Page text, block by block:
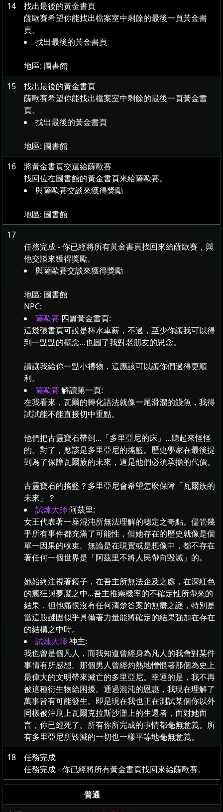
14
找出最後的黃金書頁
薩歐賽希望你能找出檔案室中剩餘的最後一頁黃金書
頁。
找出最後的黃金書頁
地區: 圖書館
15
找出最後的黃金書頁
薩歐賽希望你能找出檔案室中剩餘的最後一頁黃金書
頁。
找出最後的黃金書頁
地區: 圖書館
16
將黃金書頁交還給薩歐賽
找回位在圖書館的黃金書頁來給薩歐賽。
與薩歐賽交談來獲得獎勵
地區: 圖書館
17
任務完成 - 你已經將所有黃金書頁找回來給薩歐賽，與
他交談來獲得獎勵。
與薩歐賽交談來獲得獎勵
地區: 圖書館
NPC:
薩歐賽 四篇黃金書頁:
這幾張書頁可說是杯水車薪，不過，至少你讓我可以得
到一點點的概念...也圓了我對老朋友的思念。
請讓我給你一點小禮物，這應該可以讓你們過得更順
利。
薩歐賽 解讀第一頁:
在我看來，瓦爾的轉化語法就像一尾滑溜的鰻魚，我得
試試能不能直接切中重點。
他們把古靈寶石帶到...「多里亞尼的床」...聽起來怪怪
的。對了，應該是多里亞尼的搖籃。歷史學家在最後提
到為了保障瓦爾族的未來，這是他們必須承擔的代價。
古靈寶石的搖籃？多里亞尼會希望怎麼保障「瓦爾族的
未來」？
試煉大師 阿茲里:
女王代表著一座混沌所無法理解的穩定之奇點。儘管幾
乎所有事件都充滿了可能性，但她存在的歷史就像是個
單一因果的收束。無論是在現實或是想像中，都不存在
著任何一個世界是「阿茲里不將人民帶向毀滅」的。
她始終注視著鏡子，在吾主所無法企及之處，在深紅色
的瘋狂與夢魘之中...吾主推崇機率的不確定性所帶來的
結果，但他痛恨沒有任何清楚答案的無盡之謎，特別是
當這股謎團似乎具備著力量能將確定的結果強加在存在
的結構之中時。
試煉大師 神主:
我也曾是個凡人，而我知道曾經身為凡人的我會對某件
事情有所感想。那個男人曾經灼熱地憎恨著那個為史上
最偉大的文明帶來滅亡的多里亞尼。幸運的是，我不再
被這種衍生物給困擾。通過混沌的恩惠，我現在理解了
萬事皆有可能發生。即是現在我也正在測試某個你以外
同樣被沖刷上瓦爾克拉斯沙灘上的生還者，而對她而
言，你已經死了。所有你所完成的事情都毫無意義。所
有多里亞尼所毀滅的一切也一樣平等地毫無意義。
18
任務完成
任務完成 - 你已經將所有黃金書頁找回來給薩歐賽。
普通